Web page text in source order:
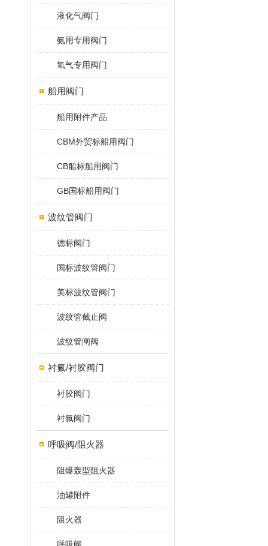
液化气阀门
氨用专用阀门
氧气专用阀门
船用阀门
船用附件产品
CBM外贸标船用阀门
CB船标船用阀门
GB国标船用阀门
波纹管阀门
德标阀门
国标波纹管阀门
美标波纹管阀门
波纹管截止阀
波纹管闸阀
衬氟/衬胶阀门
衬胶阀门
衬氟阀门
呼吸阀/阻火器
阻爆轰型阻火器
油罐附件
阻火器